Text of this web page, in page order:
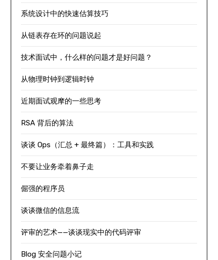
系统设计中的快速估算技巧
从链表存在环的问题说起
技术面试中，什么样的问题才是好问题？
从物理时钟到逻辑时钟
近期面试观摩的一些思考
RSA 背后的算法
谈谈 Ops（汇总 + 最终篇）：工具和实践
不要让业务牵着鼻子走
倔强的程序员
谈谈微信的信息流
评审的艺术——谈谈现实中的代码评审
Blog 安全问题小记